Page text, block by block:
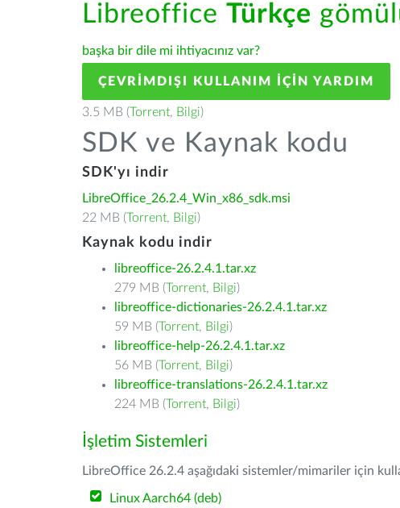
Libreoffice Türkçe
başka bir dile mi ihtiyacınız var?
ÇEVRIMDIŞI KULLANIM IÇIN YARDIM
3.5 MB (Torrent, Bilgi)
SDK ve Kaynak kodu
SDK'yı indir
LibreOffice_26.2.4_Win_x86_sdk.msi
22 MB (Torrent, Bilgi)
Kaynak kodu indir
libreoffice-26.2.4.1.tar.xz
279 MB (Torrent, Bilgi)
libreoffice-dictionaries-26.2.4.1.tar.xz
59 MB (Torrent, Bilgi)
libreoffice-help-26.2.4.1.tar.xz
56 MB (Torrent, Bilgi)
libreoffice-translations-26.2.4.1.tar.xz
224 MB (Torrent, Bilgi)
İşletim Sistemleri
LibreOffice 26.2.4 aşağıdaki sistemler/mimariler için
Linux Aarch64 (deb)